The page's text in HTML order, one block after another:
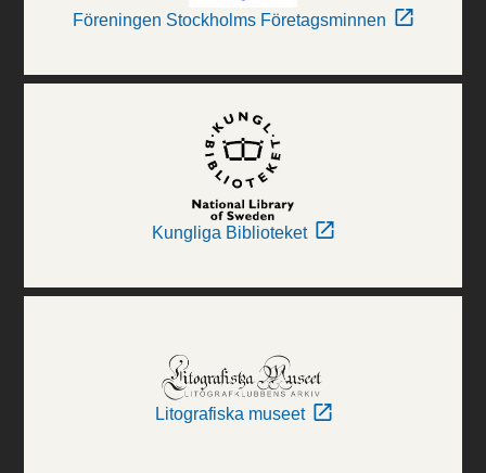
Föreningen Stockholms Företagsminnen
Kungliga Biblioteket
Litografiska museet